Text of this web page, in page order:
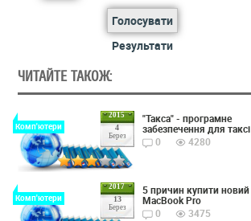
Голосувати
Результати
ЧИТАЙТЕ ТАКОЖ:
2015
4
Берез
Комп'ютери
"Такса" - програмне
забезпечення для таксі
0
4280
2017
13
Берез
Комп'ютери
5 причин купити новий
MacBook Pro
0
3475